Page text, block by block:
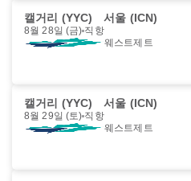
캘거리 (YYC) 서울 (ICN)
8월 28일 (금) 직항
웨스트제트
캘거리 (YYC) 서울 (ICN)
8월 29일 (토) 직항
웨스트제트